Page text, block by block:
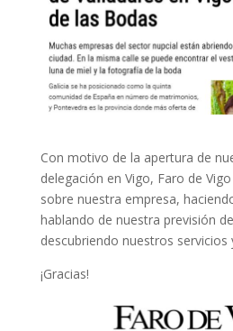
Con motivo de la apertura de
delegación en Vigo, Faro de
sobre nuestra empresa,
hablando de nuestra previsión
descubriendo nuestros servicios
¡Gracias!